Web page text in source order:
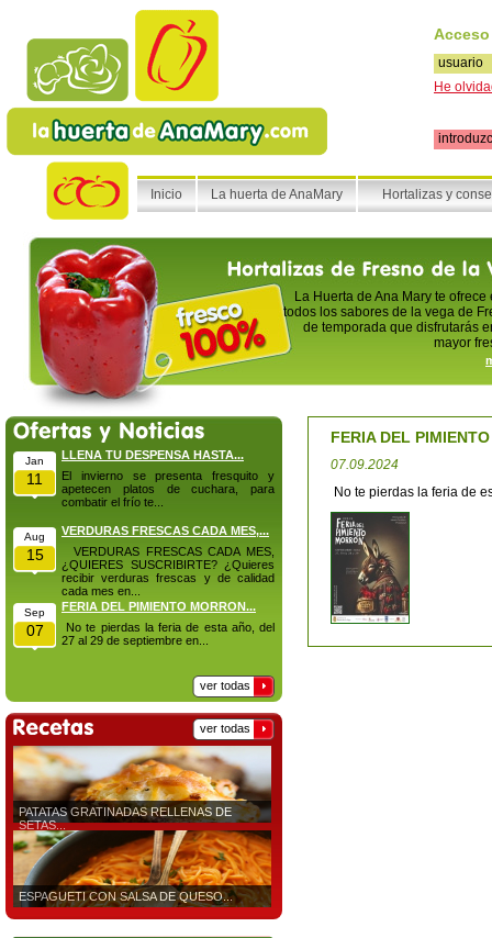
He
Inicio La huerta de AnaMary Hortalizas y
La Huerta de Ana Mary te
todos los sabores de la vega de
de temporada que disfrutarás
mayor
Jan
11
LLENA TU DESPENSA HASTA...
El invierno se presenta fresquito y
apetecen platos de cuchara, para
combatir el frío te...
Aug
15
VERDURAS FRESCAS CADA MES,...
VERDURAS FRESCAS CADA MES,
¿QUIERES SUSCRIBIRTE? ¿Quieres
recibir verduras frescas y de calidad
cada mes en...
Sep
07
FERIA DEL PIMIENTO MORRON...
No te pierdas la feria de esta año, del
27 al 29 de septiembre en...
ver todas
ver todas
PATATAS GRATINADAS RELLENAS DE
SETAS...
ESPAGUETI CON SALSA DE QUESO...
FERIA DEL
07.09.2024
No te pierdas la feria de